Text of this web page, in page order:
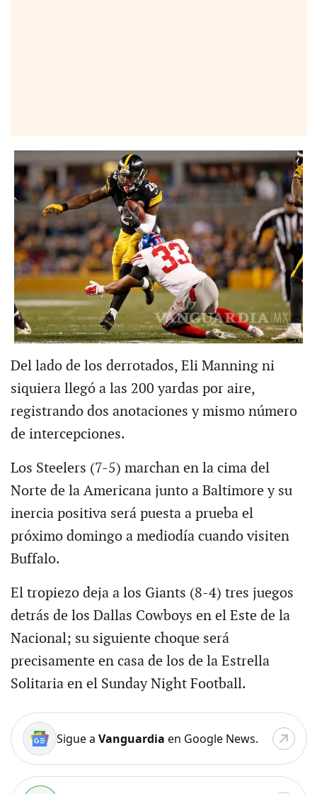
Del lado de los derrotados, Eli Manning ni
siquiera llegó a las 200 yardas por aire,
registrando dos anotaciones y mismo número
de intercepciones.
Los Steelers (7-5) marchan en la cima del
Norte de la Americana junto a Baltimore y su
inercia positiva será puesta a prueba el
próximo domingo a mediodía cuando visiten
Buffalo.
El tropiezo deja a los Giants (8-4) tres juegos
detrás de los Dallas Cowboys en el Este de la
Nacional; su siguiente choque será
precisamente en casa de los de la Estrella
Solitaria en el Sunday Night Football.
Sigue a Vanguardia en Google News.